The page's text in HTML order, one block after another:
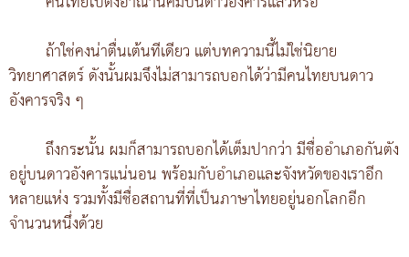
ถ้าใช่คงน่าตื่นเต้นทีเดียว แต่บทความนี้ไม่ใช่นิยาย
วิทยาศาสตร์ ดังนั้นผมจึงไม่สามารถบอกได้ว่ามีคนไทยบนดาว
อังคารจริง ๆ
ถึงกระนั้น ผมก็สามารถบอกได้เต็มปากว่า มีชื่ออำเภอกันตัง
อยู่บนดาวอังคารแน่นอน พร้อมกับอำเภอและจังหวัดของเราอีก
หลายแห่ง รวมทั้งมีชื่อสถานที่ที่เป็นภาษาไทยอยู่นอกโลกอีก
จำนวนหนึ่งด้วย